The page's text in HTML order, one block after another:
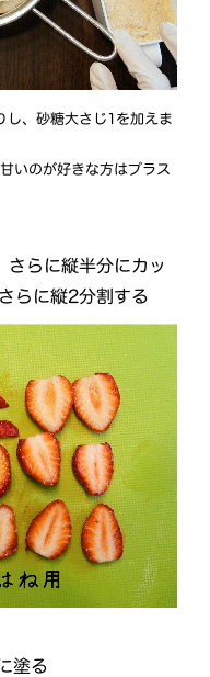
し、砂糖大さじ1を加えま
いのが好きな方はプラス
さらに縦半分にカッ
らに縦2分割する
塗る